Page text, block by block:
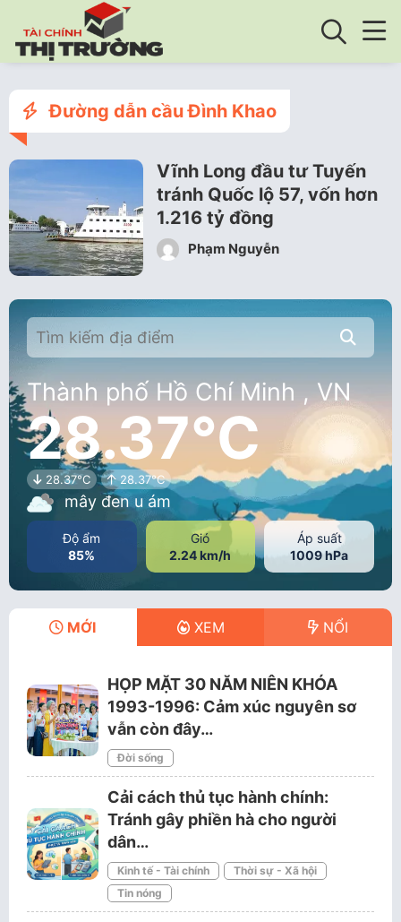
Đường dẫn cầu Đình Khao
Vĩnh Long đầu tư Tuyến
tránh Quốc lộ 57, vốn hơn
1.216 tỷ đồng
Phạm Nguyễn
Thành phố Hồ Chí Minh , VN
28.37°C
28.37°C 28.37°C
mây đen u ám
Độ ẩm
85%
Gió
2.24 km/h
Áp suất
1009 hPa
MỚI XEM NỔI
HỌP MẶT 30 NĂM NIÊN KHÓA
1993-1996: Cảm xúc nguyên sơ
vẫn còn đây…
Đời sống
Cải cách thủ tục hành chính:
Tránh gây phiền hà cho người
dân…
Kinh tế - Tài chính
Thời sự - Xã hội
Tin nóng